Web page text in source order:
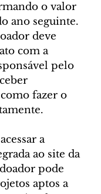
o valor
ano seguinte.
deve
com a
pelo
fazer o
a
ao site da
pode
aptos a